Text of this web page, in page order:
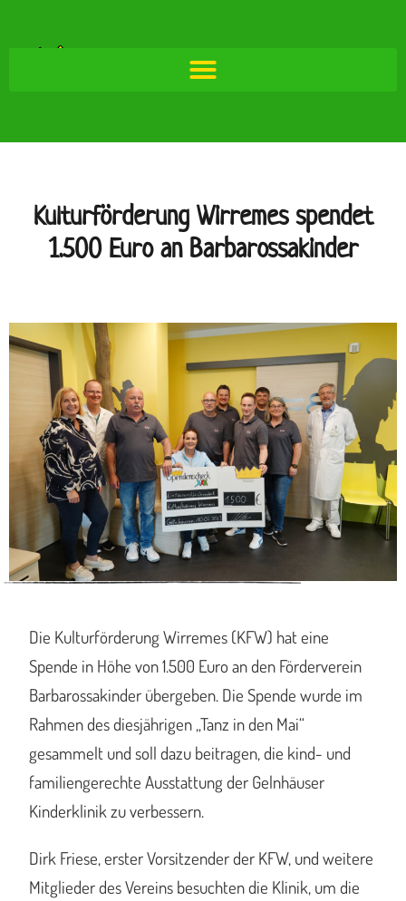
Kulturförderung Wirremes spendet
1.500 Euro an Barbarossakinder
Die Kulturförderung Wirremes (KFW) hat eine
Spende in Höhe von 1.500 Euro an den Förderverein
Barbarossakinder übergeben. Die Spende wurde im
Rahmen des diesjährigen „Tanz in den Mai“
gesammelt und soll dazu beitragen, die kind- und
familiengerechte Ausstattung der Gelnhäuser
Kinderklinik zu verbessern.
Dirk Friese, erster Vorsitzender der KFW, und weitere
Mitglieder des Vereins besuchten die Klinik, um die